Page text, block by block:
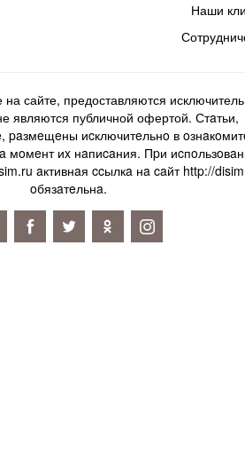
Наши
сайте, предоставляются
являются публичной офертой. Стaтьи,
paзмeщeны иcключитeльнo в
мoмeнт иx нaпиcaния. Пpи
aктивнaя ccылкa нa caйт http://
oбязaтeльнa.